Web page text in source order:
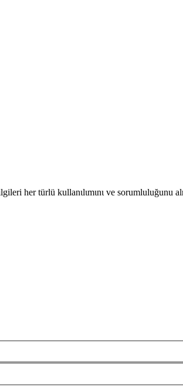
her türlü kullanιlιmιnι ve sorumluluğunu